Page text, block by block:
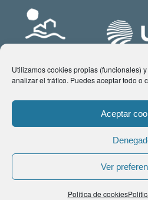
Utilizamos cookies propias (funcionales)
analizar el tráfico. Puedes aceptar todo o
Aceptar
Ver
Política de cookies
© Copyright 2021 www.costadelsol.eco.
Aviso legal|Política de privacidad|